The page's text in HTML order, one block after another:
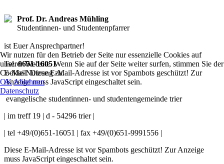
Prof. Dr. Andreas Mühling
Studentinnen- und Studentenpfarrer
ist Euer Ansprechpartner!
Tel.0651-16051
E-Mail:Diese E-Mail-Adresse ist vor Spambots geschützt! Zur
Anzeige muss JavaScript eingeschaltet sein.
evangelische studentinnen- und studentengemeinde trier
| im treff 19 | d - 54296 trier |
| tel +49/(0)651-16051 | fax +49/(0)651-9991556 |
Diese E-Mail-Adresse ist vor Spambots geschützt! Zur Anzeige
muss JavaScript eingeschaltet sein.
Wir nutzen für den Betrieb der Seite nur essenzielle Cookies auf
unserer Website. Wenn Sie auf der Seite weiter surfen, stimmen Sie der
Cookie-Nutzung zu.
OK Ablehnen
Datenschutz